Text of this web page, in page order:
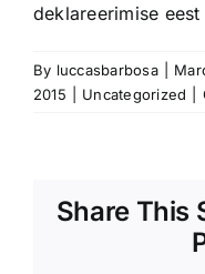
deklareerimise
By luccasbarbosa
2015
Uncategorized
Share This